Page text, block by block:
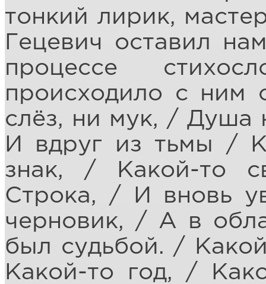
тонкий лирик,
Гецевич оставил
процессе
происходило с ним
слёз, ни мук, / Душа
И вдруг из тьмы /
знак, / Какой-то
Строка, / И вновь
черновик, / А в
был судьбой. /
Какой-то год, /